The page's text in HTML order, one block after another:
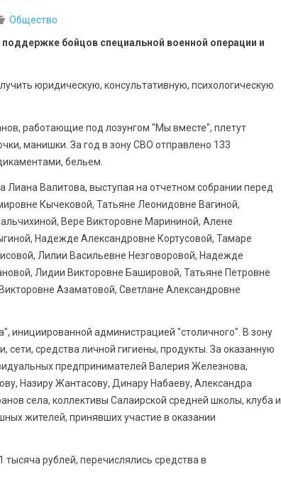
Общество
бойцов специальной военной операции и
юридическую, консультативную, психологическую
работающие под лозунгом "Мы вместе", плетут
манишки. За год в зону СВО отправлено 133
бельем.
Лиана Валитова, выступая на отчетном собрании перед
Кычековой, Татьяне Леонидовне Вагиной,
Вере Викторовне Марининой, Алене
Надежде Александровне Кортусовой, Тамаре
Лилии Васильевне Незговоровой, Надежде
Лидии Викторовне Башировой, Татьяне Петровне
Азаматовой, Светлане Александровне
инициированной администрацией "столичного". В зону
средства личной гигиены, продукты. За оказанную
предпринимателей Валерия Железнова,
Назиру Жантасову, Динару Набаеву, Александра
села, коллективы Салаирской средней школы, клуба и
жителей, принявших участие в оказании
рублей, перечислялись средства в